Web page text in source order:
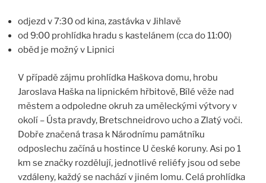
odjezd v 7:30 od kina, zastávka v Jihlavě
od 9:00 prohlídka hradu s kastelánem (cca do 11:00)
oběd je možný v Lipnici
V případě zájmu prohlídka Haškova domu, hrobu
Jaroslava Haška na lipnickém hřbitově, Bílé věže nad
městem a odpoledne okruh za uměleckými výtvory v
okolí – Ústa pravdy, Bretschneidrovo ucho a Zlatý voči.
Dobře značená trasa k Národnímu památníku
odposlechu začíná u hostince U české koruny. Asi po 1
km se značky rozdělují, jednotlivé reliéfy jsou od sebe
vzdáleny, každý se nachází v jiném lomu. Celá prohlídka